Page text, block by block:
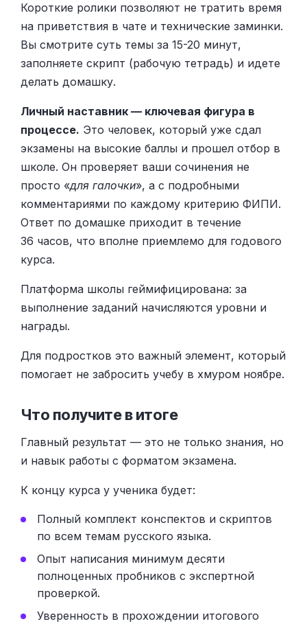
Короткие ролики позволяют не тратить время
на приветствия в чате и технические заминки.
Вы смотрите суть темы за 15-20 минут,
заполняете скрипт (рабочую тетрадь) и идете
делать домашку.
Личный наставник — ключевая фигура в
процессе. Это человек, который уже сдал
экзамены на высокие баллы и прошел отбор в
школе. Он проверяет ваши сочинения не
просто «для галочки», а с подробными
комментариями по каждому критерию ФИПИ.
Ответ по домашке приходит в течение
36 часов, что вполне приемлемо для годового
курса.
Платформа школы геймифицирована: за
выполнение заданий начисляются уровни и
награды.
Для подростков это важный элемент, который
помогает не забросить учебу в хмуром ноябре.
Что получите в итоге
Главный результат — это не только знания, но
и навык работы с форматом экзамена.
К концу курса у ученика будет:
Полный комплект конспектов и скриптов
по всем темам русского языка.
Опыт написания минимум десяти
полноценных пробников с экспертной
проверкой.
Уверенность в прохождении итогового